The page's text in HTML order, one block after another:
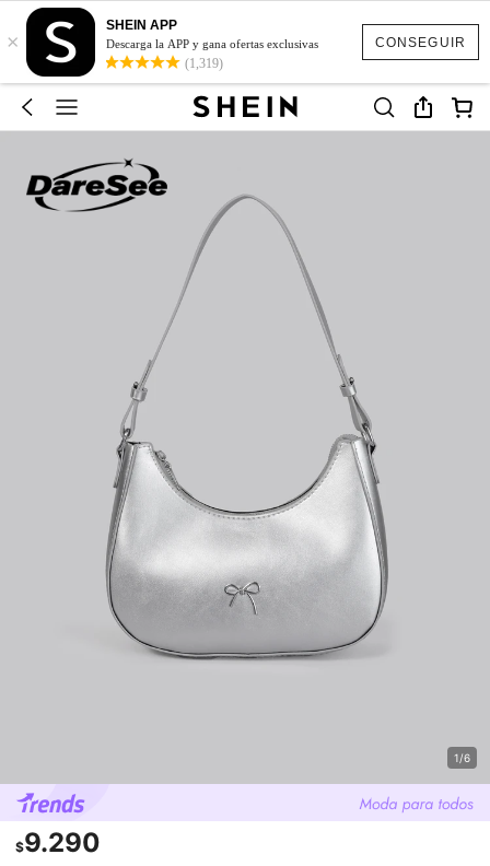
CONSEGUIR
×
SHEIN APP
Descarga la APP y gana ofertas exclusivas
(1,319)
1/6
$9.290